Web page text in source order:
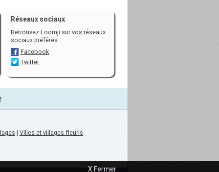
Réseaux sociaux
Retrouvez Loomji sur vos réseaux
sociaux préférés :
Facebook
Twitter
| Villes et villages fleuris
X Fermer